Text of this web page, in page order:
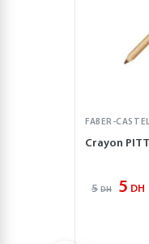
FABER-
Crayon
5 DH 5 DH